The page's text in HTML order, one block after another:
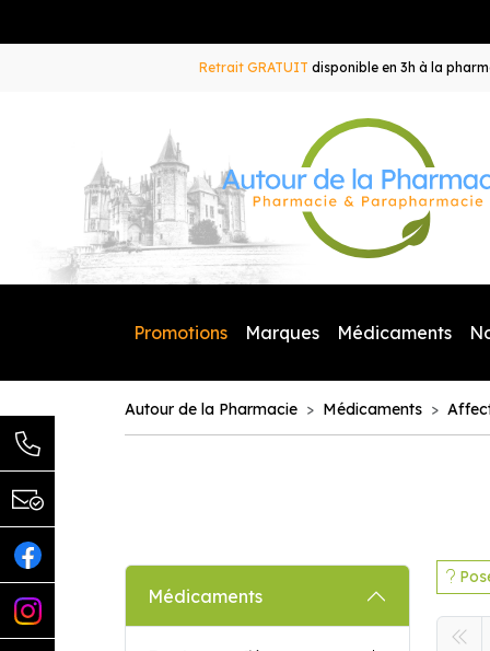
Retrait GRATUIT disponible en 3h à la
Promotions Marques Médicaments
Autour de la Pharmacie Médicaments
Médicaments